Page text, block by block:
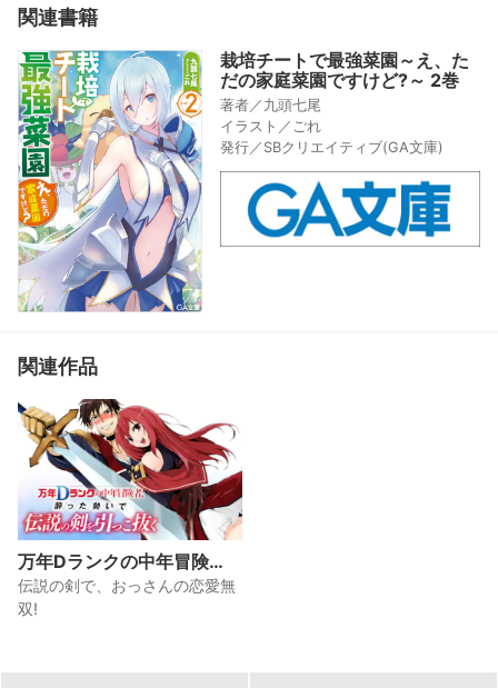
関連書籍
栽培チートで最強菜園～え、た
だの家庭菜園ですけど?～ 2巻
著者／九頭七尾
イラスト／ごれ
発行／SBクリエイティブ(GA文庫)
関連作品
万年Dランクの中年冒険
者、酔った勢いで伝説の剣
を引っこ抜く
伝説の剣で、おっさんの恋愛無
双!